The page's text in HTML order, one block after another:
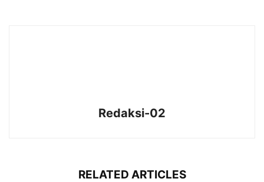
Redaksi-02
RELATED ARTICLES